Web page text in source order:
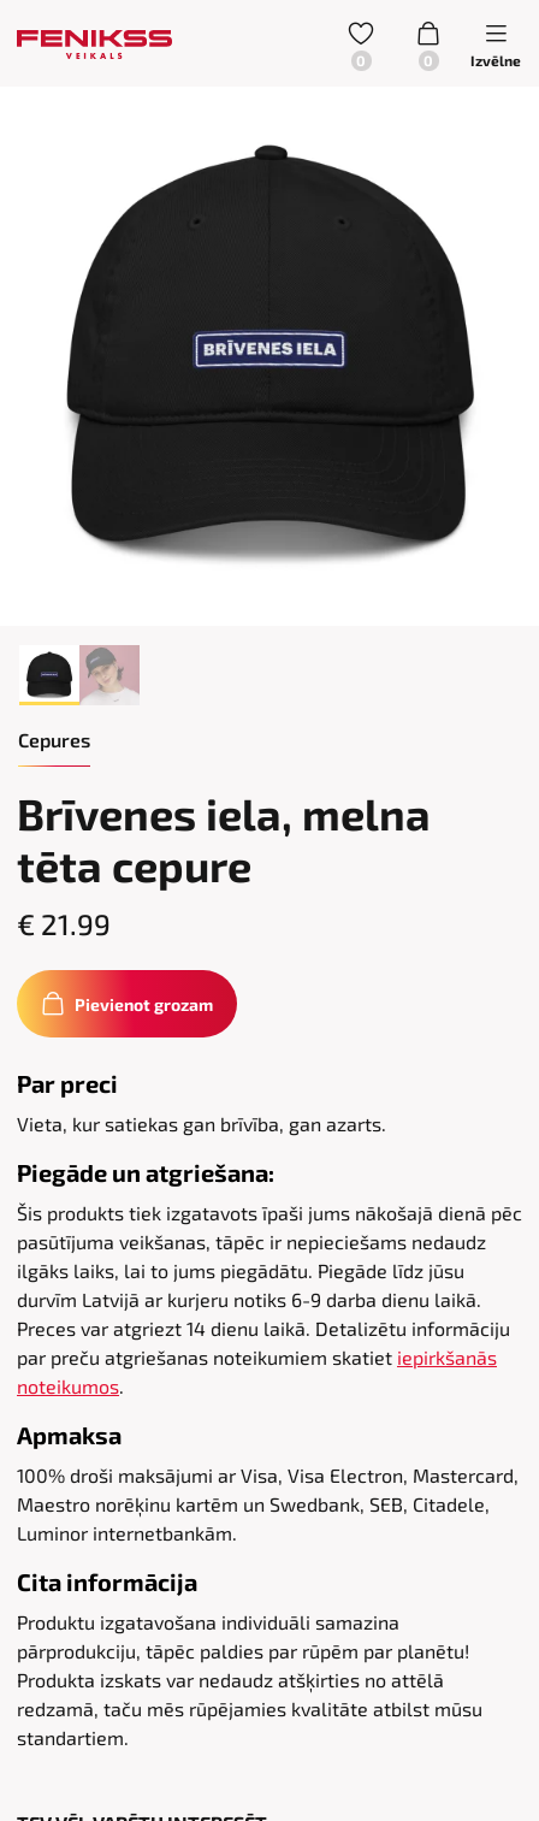
Izvēlne
Cepures
Brīvenes iela, melna
tēta cepure
€ 21.99
Pievienot grozam
Par preci
Vieta, kur satiekas gan brīvība, gan azarts.
Piegāde un atgriešana:
Šis produkts tiek izgatavots īpaši jums nākošajā dienā pēc
pasūtījuma veikšanas, tāpēc ir nepieciešams nedaudz
ilgāks laiks, lai to jums piegādātu. Piegāde līdz jūsu
durvīm Latvijā ar kurjeru notiks 6-9 darba dienu laikā.
Preces var atgriezt 14 dienu laikā. Detalizētu informāciju
par preču atgriešanas noteikumiem skatiet iepirkšanās
noteikumos.
Apmaksa
100% droši maksājumi ar Visa, Visa Electron, Mastercard,
Maestro norēķinu kartēm un Swedbank, SEB, Citadele,
Luminor internetbankām.
Cita informācija
Produktu izgatavošana individuāli samazina
pārprodukciju, tāpēc paldies par rūpēm par planētu!
Produkta izskats var nedaudz atšķirties no attēlā
redzamā, taču mēs rūpējamies kvalitāte atbilst mūsu
standartiem.